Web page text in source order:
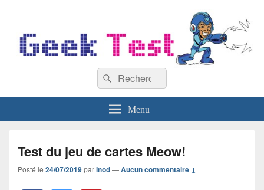
Recherche :
Rechercher
Menu
Test du jeu de cartes Meow!
Posté le 24/07/2019parInod—Aucun commentaire ↓